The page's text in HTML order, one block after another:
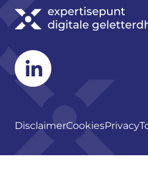
Linkedin
DisclaimerCookiesPrivacy